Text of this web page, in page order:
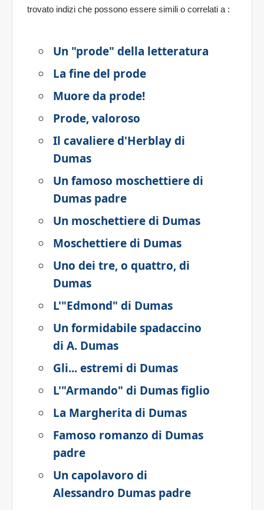
trovato indizi che possono essere simili o correlati a :
Un "prode" della letteratura
La fine del prode
Muore da prode!
Prode, valoroso
Il cavaliere d'Herblay di
Dumas
Un famoso moschettiere di
Dumas padre
Un moschettiere di Dumas
Moschettiere di Dumas
Uno dei tre, o quattro, di
Dumas
L'"Edmond" di Dumas
Un formidabile spadaccino
di A. Dumas
Gli... estremi di Dumas
L'"Armando" di Dumas figlio
La Margherita di Dumas
Famoso romanzo di Dumas
padre
Un capolavoro di
Alessandro Dumas padre